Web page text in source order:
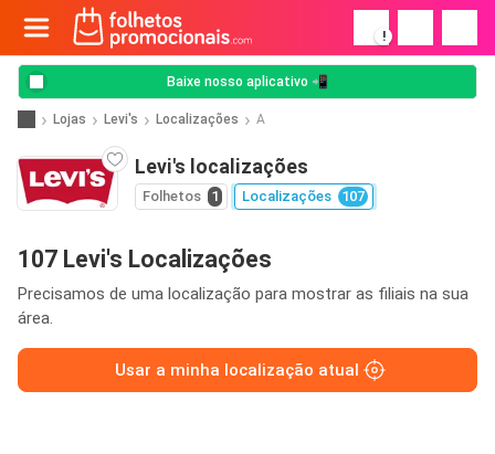
!
Baixe nosso aplicativo 📲
Lojas Levi's Localizações A
Levi's localizações
Folhetos 1 Localizações 107
107 Levi's Localizações
Precisamos de uma localização para mostrar as filiais na sua
área.
Usar a minha localização atual